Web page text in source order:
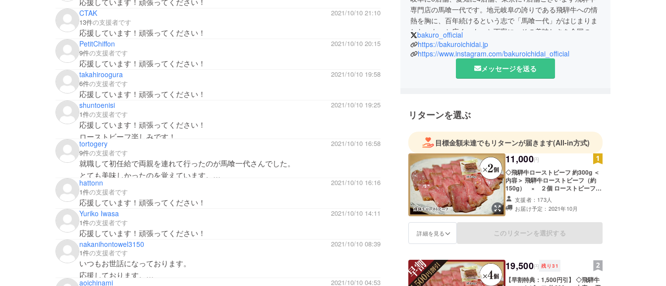
CTAK
2021/10/10 21:10
13件の支援者です
応援しています！頑張ってください！
PetitChiffon
2021/10/10 20:15
9件の支援者です
応援しています！頑張ってください！
takahiroogura
2021/10/10 19:58
6件の支援者です
応援しています！頑張ってください！
shuntoenisi
2021/10/10 19:25
1件の支援者です
応援しています！頑張ってください！
ローストビーフ楽しみです！
tortogery
2021/10/10 16:58
9件の支援者です
就職して初任給で両親を連れて行ったのが馬喰一代さんでした。
とても美味しかったのを覚えています。
また特別な日には家族みんなを連れて行きたいと思っています。
これからも頑張ってください！
hattonn
2021/10/10 16:16
1件の支援者です
応援しています！頑張ってください！
Yuriko Iwasa
2021/10/10 14:11
1件の支援者です
応援しています！頑張ってください！
nakanihontowel3150
2021/10/10 08:39
1件の支援者です
いつもお世話になっております。
応援しております。
aoichinami 2021/10/10 04:53
専門店の馬喰一代です。地元岐阜の誇りである飛騨牛への情
熱を胸に、百年続けるという志で「馬喰一代」がはじまりま
した。もっと広く、もっと丁寧に、その美味しさを全国の皆
様にお届けしたいと思っています。岐阜の名産「飛騨牛」を
馬喰一代（ばくろいちだい）がお届けします。
bakuro_official
https://bakuroichidai.jp
https://www.instagram.com/bakuroichidai_official
メッセージを送る
リターンを選ぶ
目標金額未達でもリターンが届きます(All-in方式)
11,000円
◇飛騨牛ローストビーフ 約300g ＜
内容＞ 飛騨牛ローストビーフ（約
150g） × ２個 ローストビーフの
たれ（約45g） × 1個 ひつまぶし
秘伝のたれ（約55g） × 1個 ※消
費税・送料込の金額になります。 ※
支援者：173人
お届け予定：2021年10月
詳細を見る このリターンを選択する
19,500円 残り 31
【早割特典：1,500円引】 ◇飛騨牛